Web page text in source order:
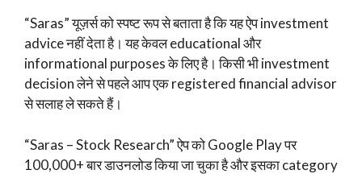
“Saras” यूज़र्स को स्पष्ट रूप से बताता है कि यह ऐप investment
advice नहीं देता है। यह केवल educational और
informational purposes के लिए है। किसी भी investment
decision लेने से पहले आप एक registered financial advisor
से सलाह ले सकते हैं।
“Saras – Stock Research” ऐप को Google Play पर
100,000+ बार डाउनलोड किया जा चुका है और इसका category